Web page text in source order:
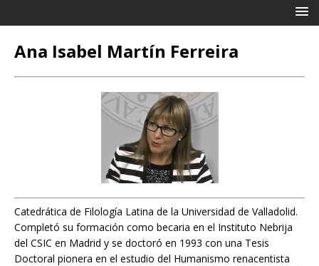
Ana Isabel Martín Ferreira
Catedrática de Filología Latina de la Universidad de Valladolid.
Completó su formación como becaria en el Instituto Nebrija
del CSIC en Madrid y se doctoró en 1993 con una Tesis
Doctoral pionera en el estudio del Humanismo renacentista